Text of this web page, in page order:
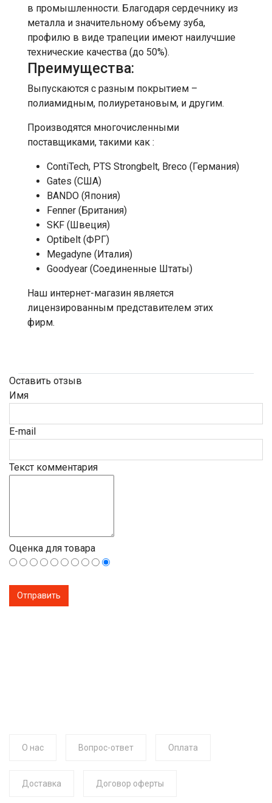
в промышленности. Благодаря сердечнику из
металла и значительному объему зуба,
профилю в виде трапеции имеют наилучшие
технические качества (до 50%).
Преимущества:
Выпускаются с разным покрытием –
полиамидным, полиуретановым, и другим.
Производятся многочисленными
поставщиками, такими как :
ContiTech, PTS Strongbelt, Breco (Германия)
Gates (США)
BANDO (Япония)
Fenner (Британия)
SKF (Швеция)
Optibelt (ФРГ)
Megadyne (Италия)
Goodyear (Соединенные Штаты)
Наш интернет-магазин является
лицензированным представителем этих
фирм.
Оставить отзыв
Имя
E-mail
Текст комментария
Оценка для товара
О нас Вопрос-ответ Оплата
Доставка Договор оферты